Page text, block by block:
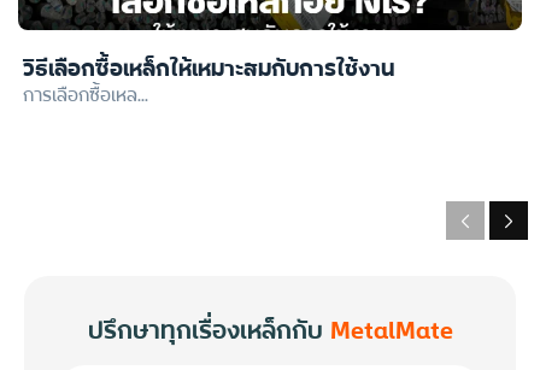
วิธีเลือกซื้อเหล็กให้เหมาะสมกับการใช้งาน
การเลือกซื้อเหล...
ปรึกษาทุกเรื่องเหล็กกับ MetalMate